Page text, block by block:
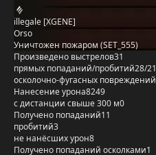
illegale [XGENE]
Orso
Уничтожен пожаром (SET_555)
Произведено выстрелов31
прямых попаданий/пробитий28/21
осколочно-фугасных повреждений
Нанесение урона8249
с дистанции свыше 300 м0
Получено попаданий11
пробитий3
не нанёсших урон8
Получено попаданий осколками1